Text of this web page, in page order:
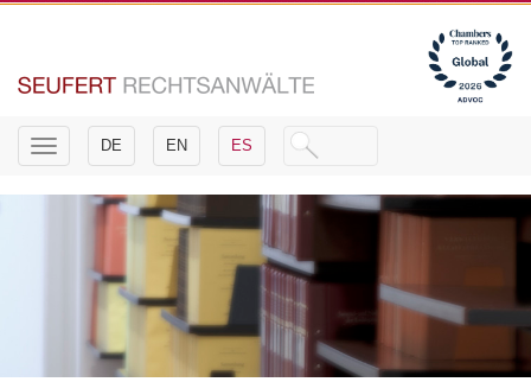
Toggle
navigation
DE EN ES